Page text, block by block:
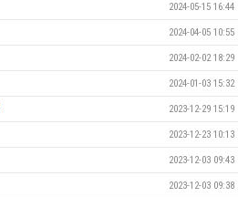
2024-05-15 16:44
2024-04-05 10:55
2024-02-02 18:29
2024-01-03 15:32
2023-12-29 15:19
2023-12-23 10:13
2023-12-03 09:43
2023-12-03 09:38